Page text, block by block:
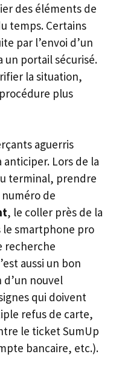
des éléments de
temps. Certains
par l’envoi d’un
un portail sécurisé.
la situation,
plus
aguerris
Lors de la
terminal, prendre
de
, le coller près de la
le smartphone pro
recherche
aussi un bon
nouvel
qui doivent
refus de carte,
le ticket SumUp
bancaire, etc.).